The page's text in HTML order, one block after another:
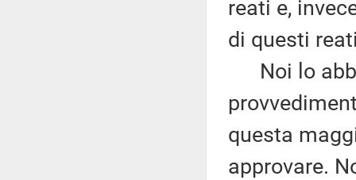
reati e,
di questi
Noi lo
questa
approvare.